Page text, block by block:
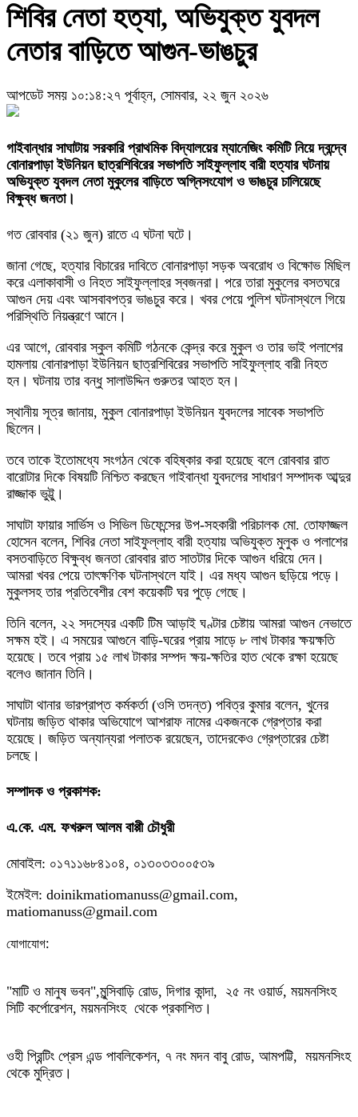
শিবির নেতা হত্যা, অভিযুক্ত যুবদল
নেতার বাড়িতে আগুন-ভাঙচুর
আপডেট সময় ১০:১৪:২৭ পূর্বাহ্ন, সোমবার, ২২ জুন ২০২৬
গাইবান্ধার সাঘাটায় সরকারি প্রাথমিক বিদ্যালয়ের ম্যানেজিং কমিটি নিয়ে দ্বন্দ্বে
বোনারপাড়া ইউনিয়ন ছাত্রশিবিরের সভাপতি সাইফুল্লাহ বারী হত্যার ঘটনায়
অভিযুক্ত যুবদল নেতা মুকুলের বাড়িতে অগ্নিসংযোগ ও ভাঙচুর চালিয়েছে
বিক্ষুব্ধ জনতা।
গত রোববার (২১ জুন) রাতে এ ঘটনা ঘটে।
জানা গেছে, হত্যার বিচারের দাবিতে বোনারপাড়া সড়ক অবরোধ ও বিক্ষোভ মিছিল
করে এলাকাবাসী ও নিহত সাইফুল্লাহর স্বজনরা। পরে তারা মুকুলের বসতঘরে
আগুন দেয় এবং আসবাবপত্র ভাঙচুর করে। খবর পেয়ে পুলিশ ঘটনাস্থলে গিয়ে
পরিস্থিতি নিয়ন্ত্রণে আনে।
এর আগে, রোববার স্কুল কমিটি গঠনকে কেন্দ্র করে মুকুল ও তার ভাই পলাশের
হামলায় বোনারপাড়া ইউনিয়ন ছাত্রশিবিরের সভাপতি সাইফুল্লাহ বারী নিহত
হন। ঘটনায় তার বন্ধু সালাউদ্দিন গুরুতর আহত হন।
স্থানীয় সূত্র জানায়, মুকুল বোনারপাড়া ইউনিয়ন যুবদলের সাবেক সভাপতি
ছিলেন।
তবে তাকে ইতোমধ্যে সংগঠন থেকে বহিষ্কার করা হয়েছে বলে রোববার রাত
বারোটার দিকে বিষয়টি নিশ্চিত করছেন গাইবান্ধা যুবদলের সাধারণ সম্পাদক আব্দুর
রাজ্জাক ভুট্টু।
সাঘাটা ফায়ার সার্ভিস ও সিভিল ডিফেন্সের উপ-সহকারী পরিচালক মো. তোফাজ্জল
হোসেন বলেন, শিবির নেতা সাইফুল্লাহ বারী হত্যায় অভিযুক্ত মুলুক ও পলাশের
বসতবাড়িতে বিক্ষুব্ধ জনতা রোববার রাত সাতটার দিকে আগুন ধরিয়ে দেন।
আমরা খবর পেয়ে তাৎক্ষণিক ঘটনাস্থলে যাই। এর মধ্য আগুন ছড়িয়ে পড়ে।
মুকুলসহ তার প্রতিবেশীর বেশ কয়েকটি ঘর পুড়ে গেছে।
তিনি বলেন, ২২ সদস্যের একটি টিম আড়াই ঘণ্টার চেষ্টায় আমরা আগুন নেভাতে
সক্ষম হই। এ সময়ের আগুনে বাড়ি-ঘরের প্রায় সাড়ে ৮ লাখ টাকার ক্ষয়ক্ষতি
হয়েছে। তবে প্রায় ১৫ লাখ টাকার সম্পদ ক্ষয়-ক্ষতির হাত থেকে রক্ষা হয়েছে
বলেও জানান তিনি।
সাঘাটা থানার ভারপ্রাপ্ত কর্মকর্তা (ওসি তদন্ত) পবিত্র কুমার বলেন, খুনের
ঘটনায় জড়িত থাকার অভিযোগে আশরাফ নামের একজনকে গ্রেপ্তার করা
হয়েছে। জড়িত অন্যান্যরা পলাতক রয়েছেন, তাদেরকেও গ্রেপ্তারের চেষ্টা
চলছে।
সম্পাদক ও প্রকাশক:
এ.কে. এম. ফখরুল আলম বাপ্পী চৌধুরী
মোবাইল: ০১৭১১৬৮৪১০৪, ০১৩০৩৩০০৫৩৯
ইমেইল: doinikmatiomanuss@gmail.com,
matiomanuss@gmail.com
যোগাযোগ:
"মাটি ও মানুষ ভবন",মুন্সিবাড়ি রোড, দিগার কান্দা, ২৫ নং ওয়ার্ড, ময়মনসিংহ
সিটি কর্পোরেশন, ময়মনসিংহ থেকে প্রকাশিত।
ওহী প্রিন্টিং প্রেস এন্ড পাবলিকেশন, ৭ নং মদন বাবু রোড, আমপট্টি, ময়মনসিংহ
থেকে মুদ্রিত।